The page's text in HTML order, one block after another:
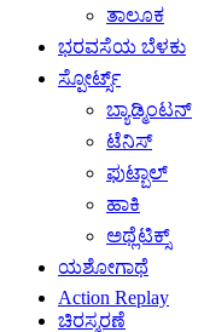
ತಾಲೂಕ
ಭರವಸೆಯ ಬೆಳಕು
ಸ್ಪೋರ್ಟ್ಸ್
ಬ್ಯಾಡ್ಮಿಂಟನ್
ಟೆನಿಸ್
ಫುಟ್ಬಾಲ್
ಹಾಕಿ
ಅಥ್ಲೆಟಿಕ್ಸ್
ಯಶೋಗಾಥೆ
Action Replay
ಚಿರಸ್ಮರಣೆ